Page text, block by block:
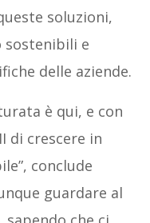
soluzioni,
sostenibili e
delle aziende.
è qui, e con
di crescere in
conclude
guardare al